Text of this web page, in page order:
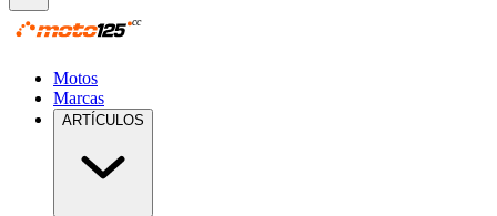
Motos
Marcas
ARTÍCULOS